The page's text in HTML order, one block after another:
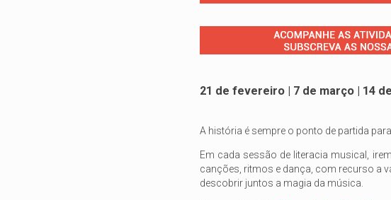
21 de fevereiro | 7 de março | 14
A história é sempre o ponto de partida
Em cada sessão de literacia musical,
canções, ritmos e dança, com recurso a
descobrir juntos a magia da música.